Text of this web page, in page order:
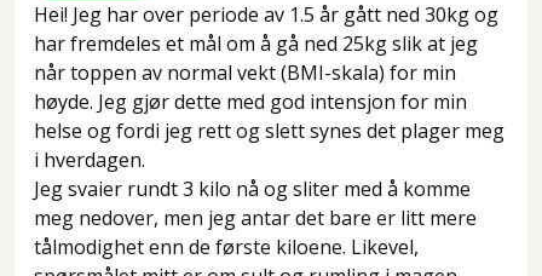
Hei! Jeg har over periode av 1.5 år gått ned 30kg og
har fremdeles et mål om å gå ned 25kg slik at jeg
når toppen av normal vekt (BMI-skala) for min
høyde. Jeg gjør dette med god intensjon for min
helse og fordi jeg rett og slett synes det plager meg
i hverdagen.
Jeg svaier rundt 3 kilo nå og sliter med å komme
meg nedover, men jeg antar det bare er litt mere
tålmodighet enn de første kiloene. Likevel,